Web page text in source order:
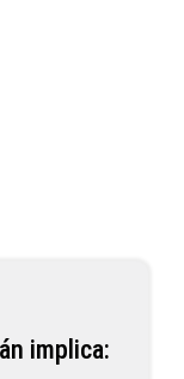
implica: